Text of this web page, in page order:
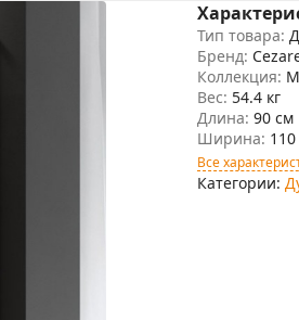
Тип товара:
Бренд:
Коллекция:
Вес: 54.4 кг
Длина: 90 см
Ширина:
Все
Категории: